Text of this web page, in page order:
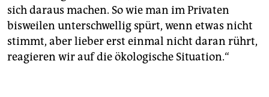
sich daraus machen. So wie man im Privaten
bisweilen unterschwellig spürt, wenn etwas nicht
stimmt, aber lieber erst einmal nicht daran rührt,
reagieren wir auf die ökologische Situation.“